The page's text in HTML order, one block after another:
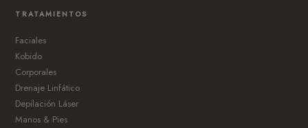
TRATAMIENTOS
Faciales
Kobido
Corporales
Drenaje Linfático
Depilación Láser
Manos & Pies